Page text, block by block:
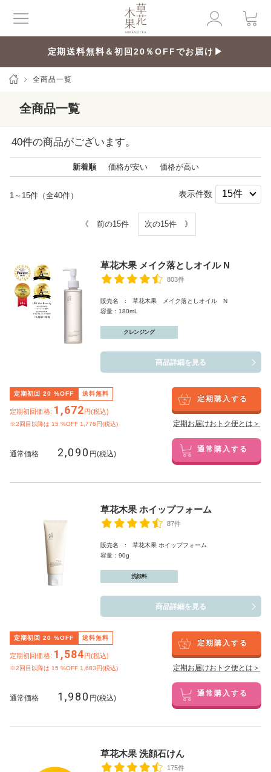
定期送料無料＆初回20％OFFでお届け▶
全商品一覧
全商品一覧
40件の商品がございます。
新着順 価格が安い 価格が高い
1～15件（全40件） 表示件数
《 前の15件 次の15件 》
草花木果 メイク落としオイル N
803件
販売名 : 草花木果 メイク落としオイル N
容量：180mL
クレンジング
商品詳細を見る
定期初回 20 %OFF 送料無料
定期初回価格: 1,672円(税込)
※2回目以降は 15 %OFF 1,776円(税込)
定期購入する
定期お届けおトク便とは＞
通常価格 2,090 円(税込) 通常購入する
草花木果 ホイップフォーム
87件
販売名 : 草花木果 ホイップフォーム
容量：90g
洗顔料
商品詳細を見る
定期初回 20 %OFF 送料無料
定期初回価格: 1,584円(税込)
※2回目以降は 15 %OFF 1,683円(税込)
定期購入する
定期お届けおトク便とは＞
通常価格 1,980 円(税込) 通常購入する
草花木果 洗顔石けん
175件